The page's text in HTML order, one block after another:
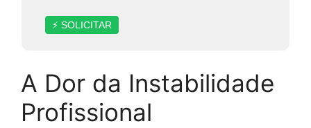
⚡ SOLICITAR
A Dor da Instabilidade
Profissional